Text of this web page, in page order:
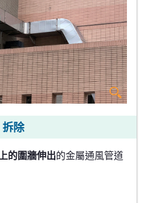
拆除
的圍牆伸出的金屬通風管道